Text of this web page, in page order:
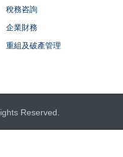
稅務咨詢
企業財務
重組及破產管理
Reserved.